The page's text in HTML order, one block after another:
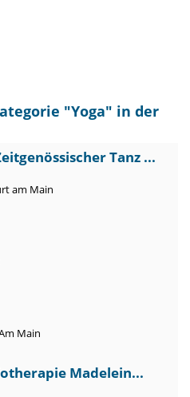
"Yoga" in der
Tanz ...
am Main
Main
Madelein...